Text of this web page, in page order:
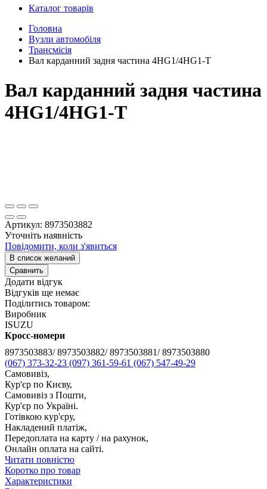
Каталог товарів
Головна
Вузли автомобіля
Трансмісія
Вал карданний задня частина 4HG1/4НG1-T
Вал карданний задня частина
4HG1/4НG1-T
Артикул: 8973503882
Уточніть наявність
Повідомити, коли з'явиться
В список желаний
Сравнить
Додати відгук
Відгуків ще немає
Поділитись товаром:
Виробник
ISUZU
Кросс-номери
8973503883/ 8973503882/ 8973503881/ 8973503880
(067) 373-32-23 (097) 361-59-61 (067) 547-49-29
Самовивіз,
Кур'єр по Києву,
Самовивіз з Пошти,
Кур'єр по Україні.
Готівкою кур'єру,
Накладений платіж,
Передоплата на карту / на рахунок,
Онлайн оплата на сайті.
Читати повністю
Коротко про товар
Характеристики